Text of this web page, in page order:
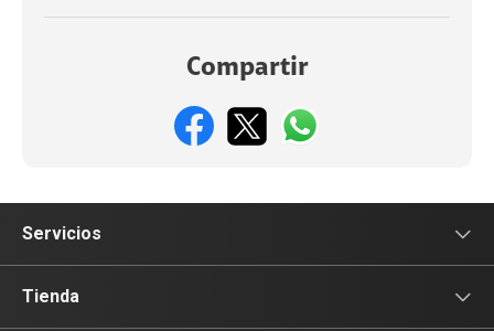
Compartir
Servicios
Servicio Móviles
Tienda